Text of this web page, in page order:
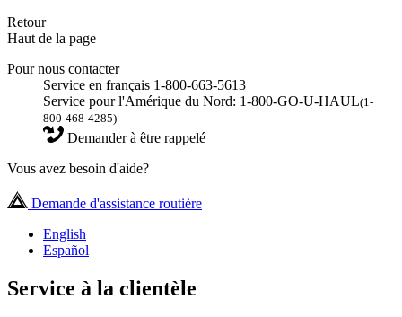
Retour
Haut de la page
Pour nous contacter
Service en français 1-800-663-5613
Service pour l'Amérique du Nord: 1-800-GO-U-HAUL(1-
800-468-4285)
Demander à être rappelé
Vous avez besoin d'aide?
Demande d'assistance routière
English
Español
Service à la clientèle